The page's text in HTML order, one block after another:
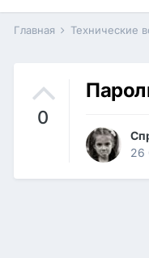
Главная Технические
0
26